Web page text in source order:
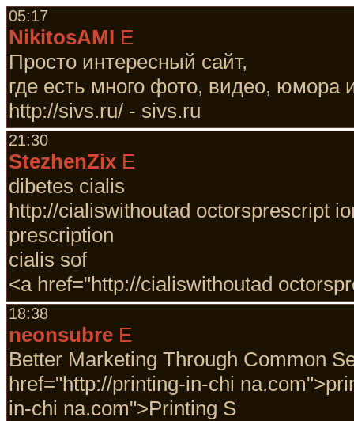
05:17
NikitosAMI E
Просто интересный сайт,
где есть много фото, видео, юмора
http://sivs.ru/ - sivs.ru
21:30
StezhenZix E
dibetes cialis
http://cialiswithoutad octorsprescript
prescription
cialis sof
<a href="http://cialiswithoutad
18:38
neonsubre E
Better Marketing Through Common
href="http://printing-in-chi
in-chi na.com">Printing S